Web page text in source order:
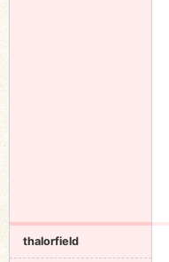
thalorfield